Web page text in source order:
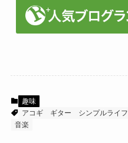
趣味
アコギ
ギター シンプルライフ
音楽